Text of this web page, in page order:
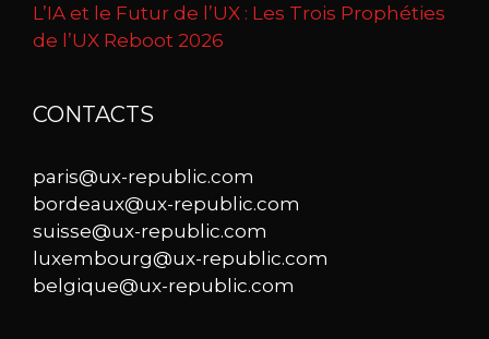
L’IA et le Futur de l’UX : Les Trois Prophéties
de l’UX Reboot 2026
CONTACTS
paris@ux-republic.com
bordeaux@ux-republic.com
suisse@ux-republic.com
luxembourg@ux-republic.com
belgique@ux-republic.com